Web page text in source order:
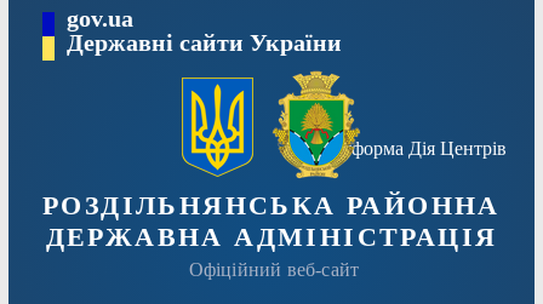
Перейтиgov.ua
Державні сайти України
Платформа Дія Центрів
РОЗДІЛЬНЯНСЬКА РАЙОННА
ДЕРЖАВНА АДМІНІСТРАЦІЯ
Офіційний веб-сайт